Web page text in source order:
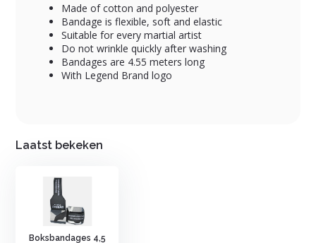
Made of cotton and polyester
Bandage is flexible, soft and elastic
Suitable for every martial artist
Do not wrinkle quickly after washing
Bandages are 4.55 meters long
With Legend Brand logo
Laatst bekeken
Boksbandages 4,5